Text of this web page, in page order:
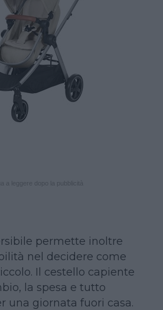
permette inoltre
nel decidere come
Il cestello capiente
la spesa e tutto
una giornata fuori casa.